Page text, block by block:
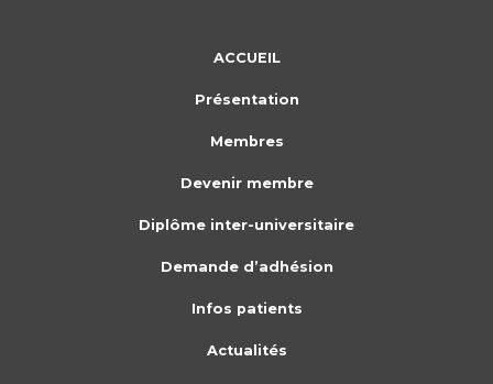
ACCUEIL
Présentation
Membres
Devenir membre
Diplôme inter-universitaire
Demande d’adhésion
Infos patients
Actualités